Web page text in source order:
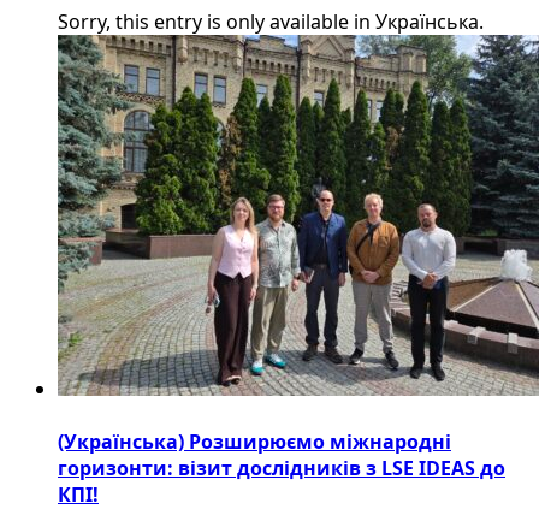
Sorry, this entry is only available in Українська.
(Українська) Розширюємо міжнародні
горизонти: візит дослідників з LSE IDEAS до
КПІ!